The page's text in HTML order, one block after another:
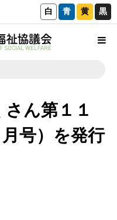
白 青 黄 黒
ん第１１
号）を発行